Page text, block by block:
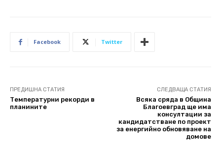
Facebook Twitter
ПРЕДИШНА СТАТИЯ
Температурни рекорди в
планините
СЛЕДВАЩА СТАТИЯ
Всяка сряда в Община
Благоевград ще има
консултации за
кандидатстване по проект
за енергийно обновяване на
домове